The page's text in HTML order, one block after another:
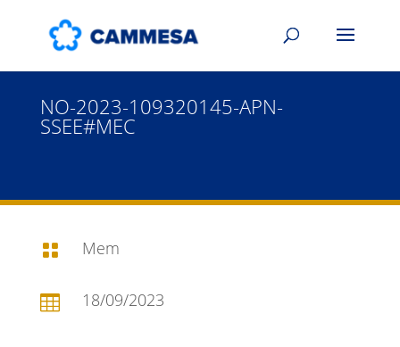
NO-2023-109320145-APN-
SSEE#MEC
 Mem
 18/09/2023